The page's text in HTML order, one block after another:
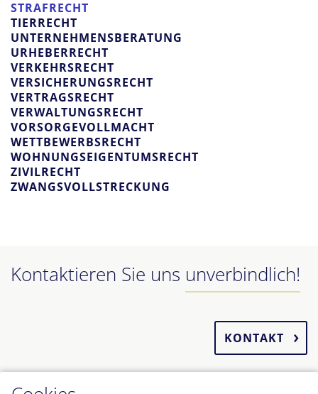
STRAFRECHT
TIERRECHT
UNTERNEHMENSBERATUNG
URHEBERRECHT
VERKEHRSRECHT
VERSICHERUNGSRECHT
VERTRAGSRECHT
VERWALTUNGSRECHT
VORSORGEVOLLMACHT
WETTBEWERBSRECHT
WOHNUNGSEIGENTUMSRECHT
ZIVILRECHT
ZWANGSVOLLSTRECKUNG
Kontaktieren Sie uns unverbindlich!
KONTAKT